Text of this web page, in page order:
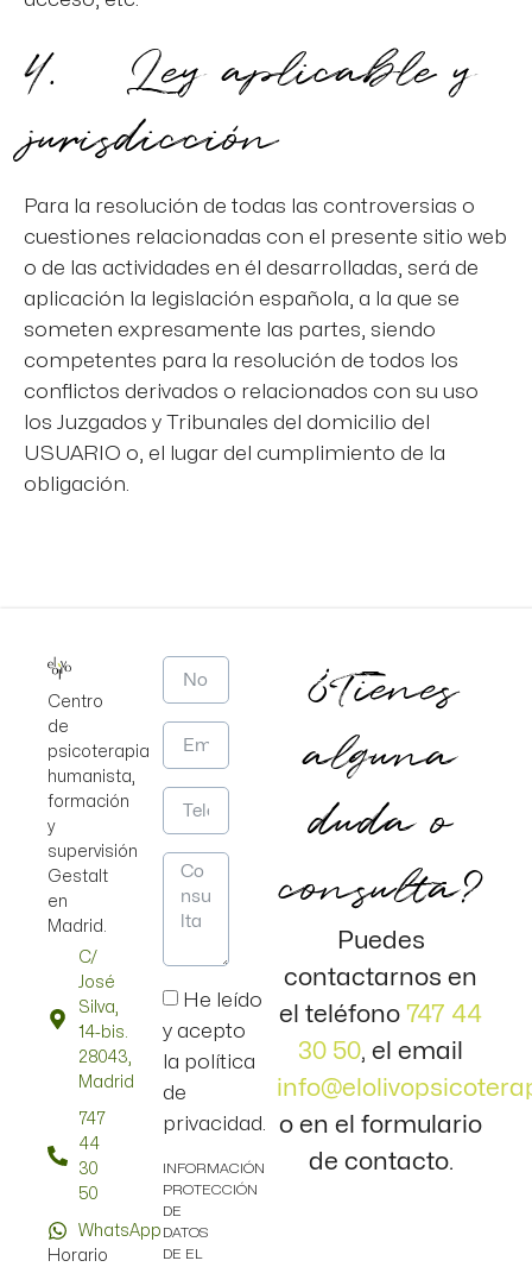
4. Ley aplicable y
jurisdicción
Para la resolución de todas las controversias o
cuestiones relacionadas con el presente sitio web
o de las actividades en él desarrolladas, será de
aplicación la legislación española, a la que se
someten expresamente las partes, siendo
competentes para la resolución de todos los
conflictos derivados o relacionados con su uso
los Juzgados y Tribunales del domicilio del
USUARIO o, el lugar del cumplimiento de la
obligación.
¿Tienes
alguna
duda o
consulta?
Puedes
contactarnos en
el teléfono 747 44
30 50, el email
o en el formulario
de contacto.
Centro
de
psicoterapia
humanista,
formación
y
supervisión
Gestalt
en
Madrid.
C/
José
Silva,
14-bis.
28043,
Madrid
747
44
30
50
WhatsApp
Horario
He leído
y acepto
la política
de
privacidad.
INFORMACIÓN
PROTECCIÓN
DE
DATOS
DE EL